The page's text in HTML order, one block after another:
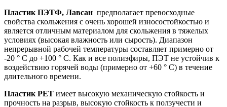
Пластик ПЭТФ, Лавсан предполагает превосходные
свойства скольжения с очень хорошей износостойкостью и
является отличным материалом для скольжения в тяжелых
условиях (высокая влажность или сырость). Диапазон
непрерывной рабочей температуры составляет примерно от
-20 ° C до +100 ° C. Как и все полиэфиры, ПЭТ не устойчив к
воздействию горячей воды (примерно от +60 ° C) в течение
длительного времени.
Пластик PET имеет высокую механическую стойкость и
прочность на разрыв, высокую стойкость к ползучести и